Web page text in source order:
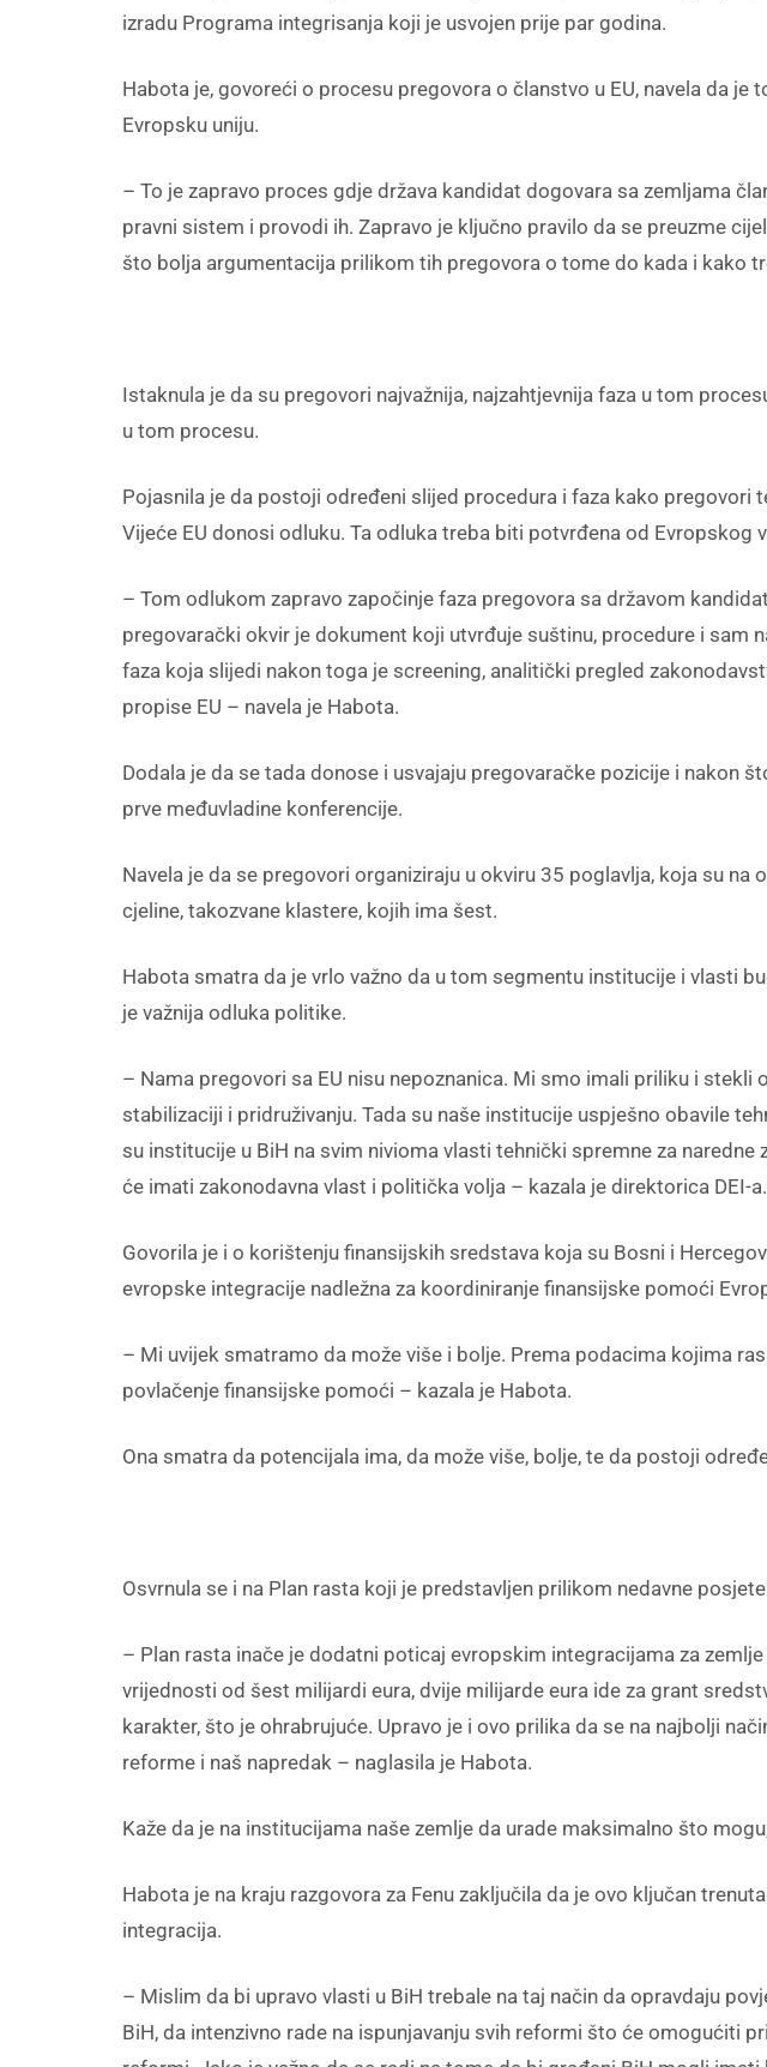
izradu Programa integrisanja koji je usvojen prije par godina.
Habota je, govoreći o procesu pregovora o članstvo u EU, navela da
Evropsku uniju.
– To je zapravo proces gdje država kandidat dogovara sa zemljama
pravni sistem i provodi ih. Zapravo je ključno pravilo da se preuzme
što bolja argumentacija prilikom tih pregovora o tome do kada i kako
Istaknula je da su pregovori najvažnija, najzahtjevnija faza u tom
u tom procesu.
Pojasnila je da postoji određeni slijed procedura i faza kako
Vijeće EU donosi odluku. Ta odluka treba biti potvrđena od
– Tom odlukom zapravo započinje faza pregovora sa državom
pregovarački okvir je dokument koji utvrđuje suštinu, procedure i sam
faza koja slijedi nakon toga je screening, analitički pregled
propise EU – navela je Habota.
Dodala je da se tada donose i usvajaju pregovaračke pozicije i nakon
prve međuvladine konferencije.
Navela je da se pregovori organiziraju u okviru 35 poglavlja, koja su
cjeline, takozvane klastere, kojih ima šest.
Habota smatra da je vrlo važno da u tom segmentu institucije i vlasti
je važnija odluka politike.
– Nama pregovori sa EU nisu nepoznanica. Mi smo imali priliku i
stabilizaciji i pridruživanju. Tada su naše institucije uspješno obavile
su institucije u BiH na svim nivioma vlasti tehnički spremne za
će imati zakonodavna vlast i politička volja – kazala je direktorica DEI-a.
Govorila je i o korištenju finansijskih sredstava koja su Bosni i
evropske integracije nadležna za koordiniranje finansijske pomoći
– Mi uvijek smatramo da može više i bolje. Prema podacima kojima
povlačenje finansijske pomoći – kazala je Habota.
Ona smatra da potencijala ima, da može više, bolje, te da postoji
Osvrnula se i na Plan rasta koji je predstavljen prilikom nedavne
– Plan rasta inače je dodatni poticaj evropskim integracijama za
vrijednosti od šest milijardi eura, dvije milijarde eura ide za grant
karakter, što je ohrabrujuće. Upravo je i ovo prilika da se na najbolji
reforme i naš napredak – naglasila je Habota.
Kaže da je na institucijama naše zemlje da urade maksimalno što
Habota je na kraju razgovora za Fenu zaključila da je ovo ključan
integracija.
– Mislim da bi upravo vlasti u BiH trebale na taj način da opravdaju
BiH, da intenzivno rade na ispunjavanju svih reformi što će omogućiti